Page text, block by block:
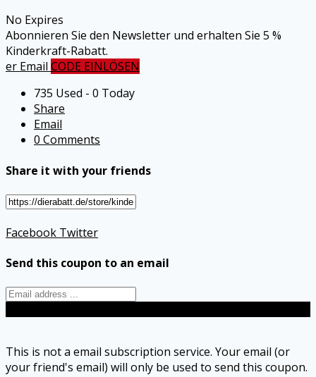
No Expires
Abonnieren Sie den Newsletter und erhalten Sie 5 %
Kinderkraft-Rabatt.
er Email CODE EINLÖSEN
735 Used - 0 Today
Share
Email
0 Comments
Share it with your friends
Facebook Twitter
Send this coupon to an email
This is not a email subscription service. Your email (or
your friend's email) will only be used to send this coupon.